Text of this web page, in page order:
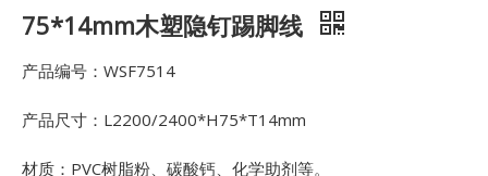
75*14mm木塑隐钉踢脚线
产品编号：WSF7514
产品尺寸：L2200/2400*H75*T14mm
材质：PVC树脂粉、碳酸钙、化学助剂等。